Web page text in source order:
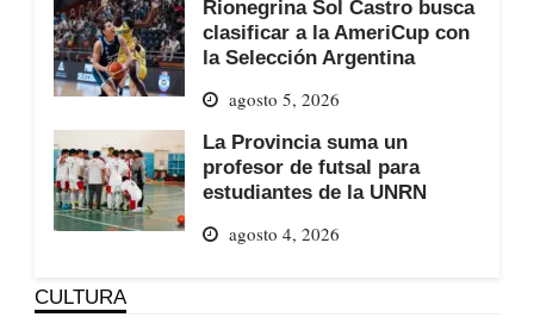
Rionegrina Sol Castro busca
clasificar a la AmeriCup con
la Selección Argentina
agosto 5, 2026
La Provincia suma un
profesor de futsal para
estudiantes de la UNRN
agosto 4, 2026
CULTURA